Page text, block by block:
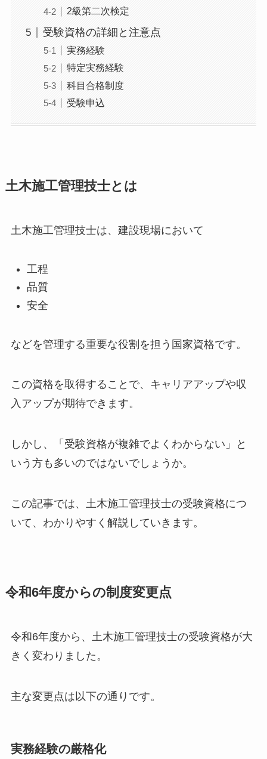
2級第二次検定
受験資格の詳細と注意点
実務経験
特定実務経験
科目合格制度
受験申込
土木施工管理技士とは
土木施工管理技士は、建設現場において
工程
品質
安全
などを管理する重要な役割を担う国家資格です。
この資格を取得することで、キャリアアップや収
入アップが期待できます。
しかし、「受験資格が複雑でよくわからない」と
いう方も多いのではないでしょうか。
この記事では、土木施工管理技士の受験資格につ
いて、わかりやすく解説していきます。
令和6年度からの制度変更点
令和6年度から、土木施工管理技士の受験資格が大
きく変わりました。
主な変更点は以下の通りです。
実務経験の厳格化